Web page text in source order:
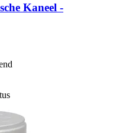
Kaneel -​